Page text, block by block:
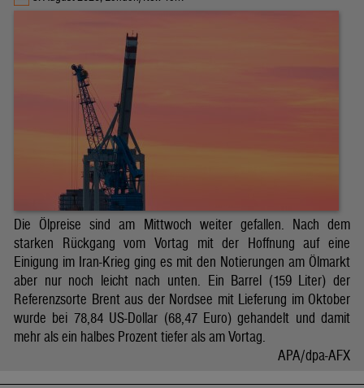
Die Ölpreise sind am Mittwoch weiter gefallen. Nach dem
starken Rückgang vom Vortag mit der Hoffnung auf eine
Einigung im Iran-Krieg ging es mit den Notierungen am Ölmarkt
aber nur noch leicht nach unten. Ein Barrel (159 Liter) der
Referenzsorte Brent aus der Nordsee mit Lieferung im Oktober
wurde bei 78,84 US-Dollar (68,47 Euro) gehandelt und damit
mehr als ein halbes Prozent tiefer als am Vortag.
APA/dpa-AFX